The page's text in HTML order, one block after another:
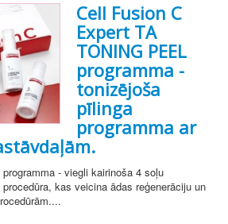
Cell Fusion C
Expert TA
TONING PEEL
programma -
tonizējoša
pīlinga
programma ar
- viegli kairinoša 4 soļu
kas veicina ādas reģenerāciju un